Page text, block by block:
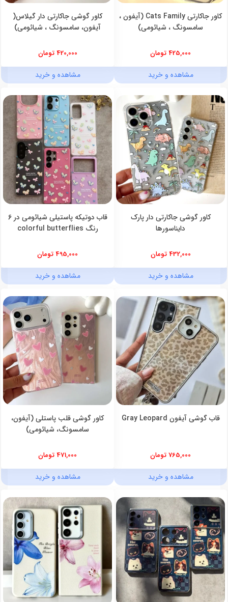
کاور جاکارتی Cats Family (آیفون ،
سامسونگ ، شیائومی)
425,000 تومان
مشاهده و خرید
کاور گوشی جاکارتی دار گیلاس(
آیفون، سامسونگ ، شیائومی)
420,000 تومان
مشاهده و خرید
کاور گوشی جاکارتی دار پارک
دایناسورها
432,000 تومان
مشاهده و خرید
قاب دوتیکه پاستیلی شیائومی در 6
رنگ colorful butterflies
495,000 تومان
مشاهده و خرید
قاب گوشی آیفون Gray Leopard
765,000 تومان
مشاهده و خرید
کاور گوشی قلب پاستلی (آیفون،
سامسونگ، شیائومی)
471,000 تومان
مشاهده و خرید